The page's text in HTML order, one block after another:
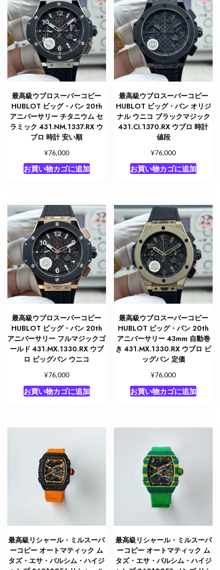
最高級ウブロスーパーコピー
HUBLOT ビッグ・バン 20th
アニバーサリー チタニウム セ
ラミック 431.NM.1337.RX ウ
ブロ 時計 安い順
¥76,000
お買い物カゴに追加
最高級ウブロスーパーコピー
HUBLOT ビッグ・バン オリジ
ナル ウニコ ブラックマジック
431.CI.1370.RX ウブロ 時計
値段
¥76,000
お買い物カゴに追加
最高級ウブロスーパーコピー
HUBLOT ビッグ・バン 20th
アニバーサリー フルマジックゴ
ールド 431.MX.1330.RX ウブ
ロ ビッグバン ウニコ
¥76,000
お買い物カゴに追加
最高級ウブロスーパーコピー
HUBLOT ビッグ・バン 20th
アニバーサリー 43mm 自動巻
き 431.MX.1330.RX ウブロ ビ
ッグバン 定価
¥76,000
お買い物カゴに追加
最高級リシャール・ミルスーパ
ーコピー オートマティック ム
タズ・エサ・バルシム・ハイジ
最高級リシャール・ミルスーパ
ーコピー オートマティック ム
タズ・エサ・バルシム・ハイジ